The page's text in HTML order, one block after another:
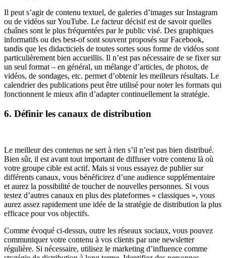
Il peut s’agir de contenu textuel, de galeries d’images sur Instagram
ou de vidéos sur YouTube. Le facteur décisif est de savoir quelles
chaînes sont le plus fréquentées par le public visé. Des graphiques
informatifs ou des best-of sont souvent proposés sur Facebook,
tandis que les didacticiels de toutes sortes sous forme de vidéos sont
particulièrement bien accueillis. Il n’est pas nécessaire de se fixer sur
un seul format – en général, un mélange d’articles, de photos, de
vidéos, de sondages, etc. permet d’obtenir les meilleurs résultats. Le
calendrier des publications peut être utilisé pour noter les formats qui
fonctionnent le mieux afin d’adapter continuellement la stratégie.
6. Définir les canaux de distribution
Le meilleur des contenus ne sert à rien s’il n’est pas bien distribué.
Bien sûr, il est avant tout important de diffuser votre contenu là où
votre groupe cible est actif. Mais si vous essayez de publier sur
différents canaux, vous bénéficirez d’une audience supplémentaire
et aurez la possibilité de toucher de nouvelles personnes. Si vous
testez d’autres canaux en plus des plateformes « classiques », vous
aurez assez rapidement une idée de la stratégie de distribution la plus
efficace pour vos objectifs.
Comme évoqué ci-dessus, outre les réseaux sociaux, vous pouvez
communiquer votre contenu à vos clients par une newsletter
régulière. Si nécessaire, utilisez le marketing d’influence comme